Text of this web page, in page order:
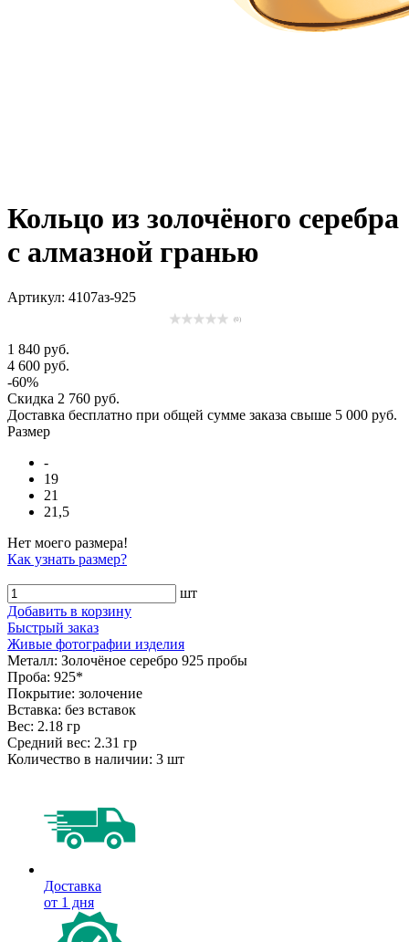
Кольцо из золочёного серебра
с алмазной гранью
Артикул: 4107аз-925
(0)
1 840 руб.
4 600 руб.
-60%
Скидка 2 760 руб.
Доставка бесплатно при общей сумме заказа свыше 5 000 руб.
Размер
-
19
21
21,5
Нет моего размера!
Как узнать размер?
шт
Добавить в корзину
Быстрый заказ
Живые фотографии изделия
Металл: Золочёное серебро 925 пробы
Проба: 925*
Покрытие: золочение
Вставка: без вставок
Вес: 2.18 гр
Средний вес: 2.31 гр
Количество в наличии: 3 шт
Доставка
от 1 дня